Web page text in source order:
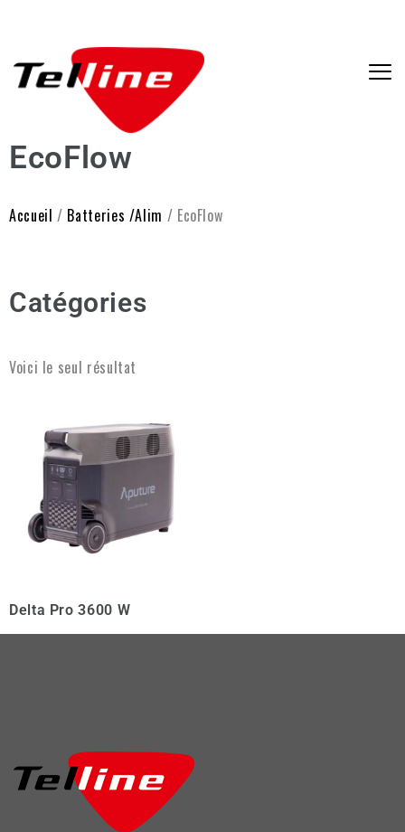
EcoFlow
Accueil / Batteries /Alim / EcoFlow
Catégories
Voici le seul résultat
Delta Pro 3600 W